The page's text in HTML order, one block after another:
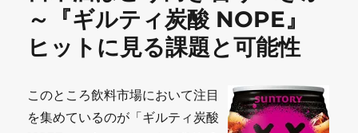
～『ギルティ炭酸 NOPE』
ヒットに見る課題と可能性
このところ飲料市場において注目
を集めているのが「ギルティ炭酸